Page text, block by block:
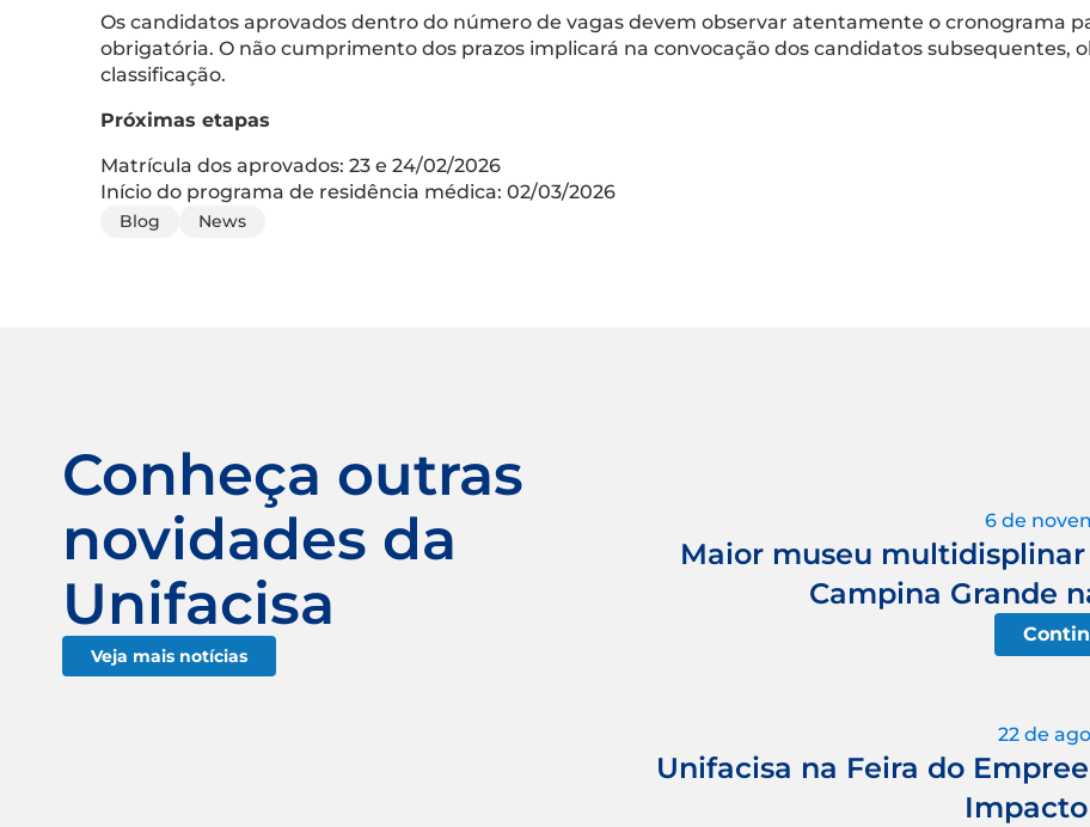
Os candidatos aprovados dentro do número de vagas devem observar atentamente o cronograma
obrigatória. O não cumprimento dos prazos implicará na convocação dos candidatos subsequentes,
classificação.
Próximas etapas
Matrícula dos aprovados: 23 e 24/02/2026
Início do programa de residência médica: 02/03/2026
Blog News
Conheça outras
novidades da
Unifacisa
Veja mais notícias
6 de
Maior museu
Campina Grande
22 de
Unifacisa na Feira do